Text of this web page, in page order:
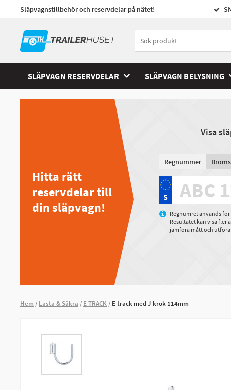
Släpvagnstillbehör och reservdelar på nätet!
SLÄPVAGN RESERVDELAR SLÄPVAGN BELYSNING
Hitta rätt
reservdelar till
din släpvagn!
Visa
Regnummer
Regnumret används
Resultatet kan visa fler
jämföra mått och
Hem Lasta & Säkra E-TRACK E track med J-krok 114mm